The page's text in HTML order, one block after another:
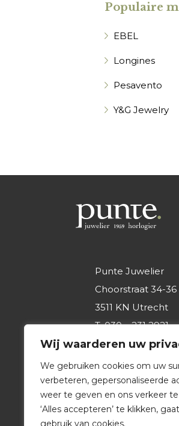
Wij waarderen uw
We gebruiken cookies om uw
verbeteren, gepersonaliseerde
weer te geven en ons verkeer
‘Alles accepteren’ te klikken,
gebruik van cookies.
Populaire
EBEL
Longines
Pesavento
Y&G Jewelry
Punte Juwelier
Choorstraat 34-36
3511 KN Utrecht
T.030 – 231 2921
E.info@punte-
juwelier.nl